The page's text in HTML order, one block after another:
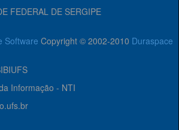
FEDERAL DE SERGIPE
Software Copyright © 2002-2010 Duraspace
Informação - NTI